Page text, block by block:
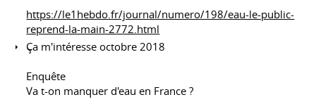
https://le1hebdo.fr/journal/numero/198/eau-le-public-
reprend-la-main-2772.html
Ça m'intéresse octobre 2018
Enquête
Va t-on manquer d'eau en France ?